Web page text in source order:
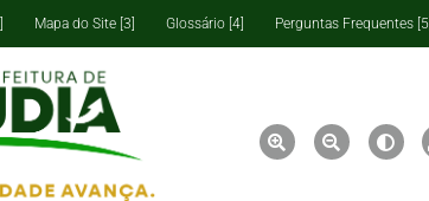
Mapa do Site [3] Glossário [4] Perguntas Frequentes [5]